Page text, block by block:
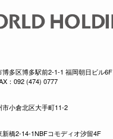
多区博多駅前2-1-1 福岡朝日ビル6F
：092 (474) 0777
小倉北区大手町11-2
橋2-14-1NBFコモディオ汐留4F